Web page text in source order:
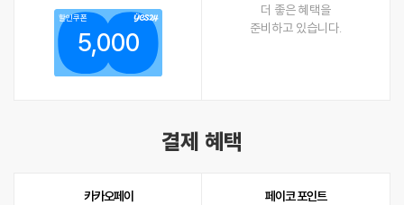
할인쿠폰
5,000
더 좋은 혜택을
준비하고 있습니다.
결제 혜택
카카오페이
페이코 포인트